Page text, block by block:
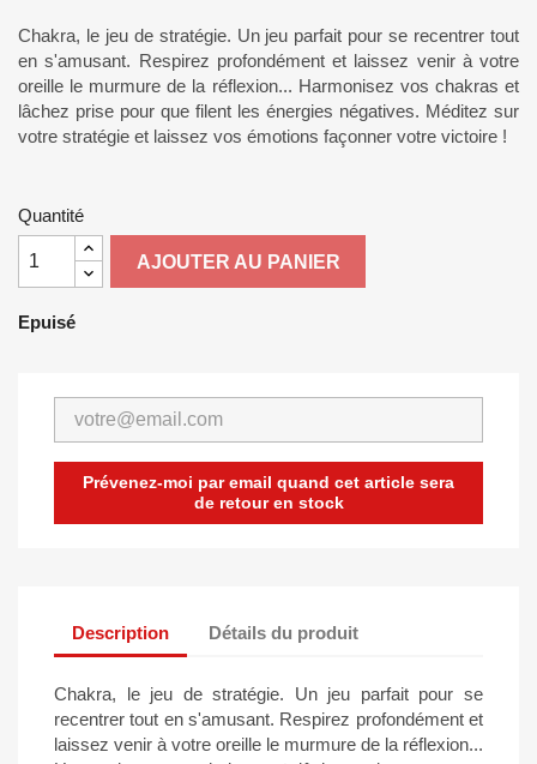
Chakra, le jeu de stratégie. Un jeu parfait pour se recentrer tout
en s'amusant. Respirez profondément et laissez venir à votre
oreille le murmure de la réflexion... Harmonisez vos chakras et
lâchez prise pour que filent les énergies négatives. Méditez sur
votre stratégie et laissez vos émotions façonner votre victoire !
Quantité
AJOUTER AU PANIER
Epuisé
Prévenez-moi par email quand cet article sera
de retour en stock
Description Détails du produit
Chakra, le jeu de stratégie. Un jeu parfait pour se
recentrer tout en s'amusant. Respirez profondément et
laissez venir à votre oreille le murmure de la réflexion...